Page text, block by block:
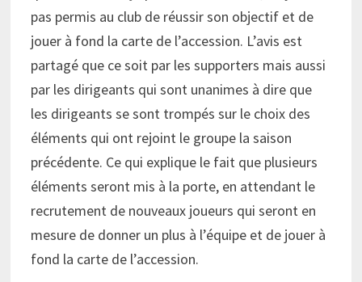
pas permis au club de réussir son objectif et de
jouer à fond la carte de l’accession. L’avis est
partagé que ce soit par les supporters mais aussi
par les dirigeants qui sont unanimes à dire que
les dirigeants se sont trompés sur le choix des
éléments qui ont rejoint le groupe la saison
précédente. Ce qui explique le fait que plusieurs
éléments seront mis à la porte, en attendant le
recrutement de nouveaux joueurs qui seront en
mesure de donner un plus à l’équipe et de jouer à
fond la carte de l’accession.